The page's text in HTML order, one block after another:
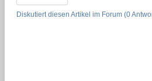
Diskutiert diesen Artikel im Forum (0